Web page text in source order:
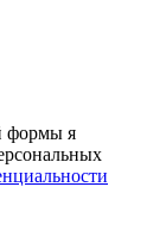
формы я